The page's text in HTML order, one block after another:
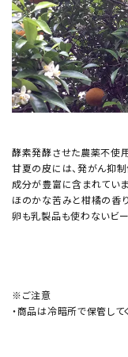
酵素発酵させた農薬不使
甘夏の皮には、発がん抑
成分が豊富に含まれていま
ほのかな苦みと柑橘の香
卵も乳製品も使わないビー
※ご注意
・商品は冷暗所で保管して